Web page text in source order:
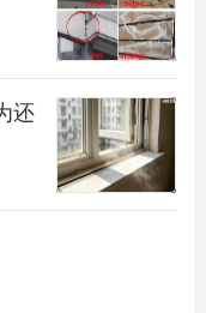
可复制的生态资
居住者提供了天然
还